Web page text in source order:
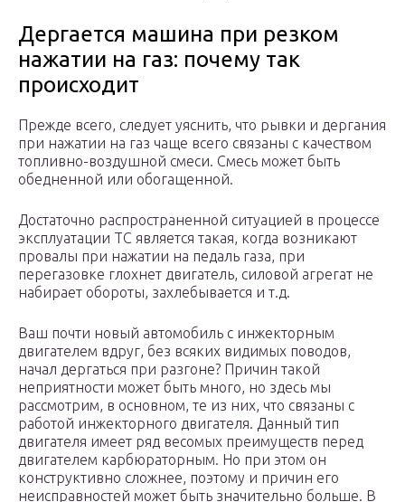
Дергается машина при резком
нажатии на газ: почему так
происходит
Прежде всего, следует уяснить, что рывки и дергания
при нажатии на газ чаще всего связаны с качеством
топливно-воздушной смеси. Смесь может быть
обедненной или обогащенной.
Достаточно распространенной ситуацией в процессе
эксплуатации ТС является такая, когда возникают
провалы при нажатии на педаль газа, при
перегазовке глохнет двигатель, силовой агрегат не
набирает обороты, захлебывается и т.д.
Ваш почти новый автомобиль с инжекторным
двигателем вдруг, без всяких видимых поводов,
начал дергаться при разгоне? Причин такой
неприятности может быть много, но здесь мы
рассмотрим, в основном, те из них, что связаны с
работой инжекторного двигателя. Данный тип
двигателя имеет ряд весомых преимуществ перед
двигателем карбюраторным. Но при этом он
конструктивно сложнее, поэтому и причин его
неисправностей может быть значительно больше. В